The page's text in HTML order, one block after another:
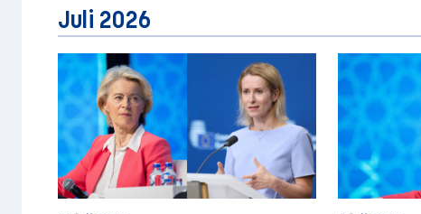
Juli 2026